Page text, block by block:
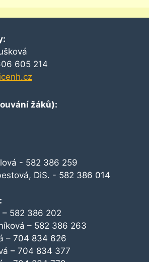
605 214
žáků):
- 582 386 259
DiS. - 582 386 014
– 582 386 202
– 582 386 263
– 704 834 626
– 704 834 377